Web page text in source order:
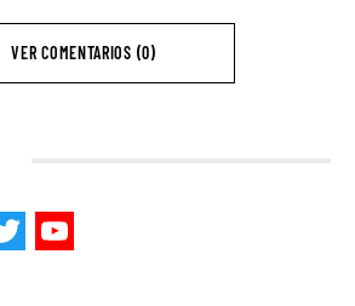
VER COMENTARIOS (0)